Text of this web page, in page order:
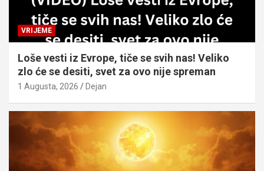
VRIJEME
Loše vesti iz Evrope, tiče se svih nas! Veliko
zlo će se desiti, svet za ovo nije spreman
1 Augusta, 2026 Dejan